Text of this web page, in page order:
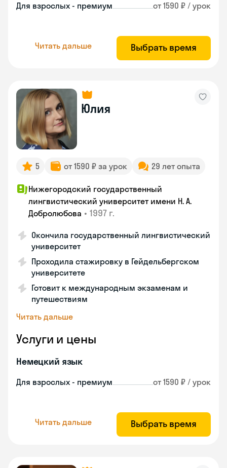
Для взрослых - премиум от 1590 ₽ / урок
Читать дальше Выбрать время
Юлия
5 от 1590 ₽ за урок 29 лет опыта
Нижегородский государственный
лингвистический университет имени Н. А.
Добролюбова • 1997 г.
Окончила государственный лингвистический
университет
Проходила стажировку в Гейдельбергском
университете
Готовит к международным экзаменам и
путешествиям
Читать дальше
Услуги и цены
Немецкий язык
Для взрослых - премиум от 1590 ₽ / урок
Читать дальше Выбрать время